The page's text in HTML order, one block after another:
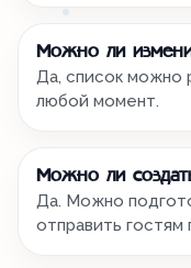
Можно ли
Да, список можно
любой момент.
Можно ли
Да. Можно
отправить гостям